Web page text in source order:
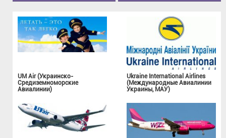
UM Air (Украинско-
Средиземноморские
Авиалинии)
Ukraine International Airlines
(Международные Авиалинии
Украины, МАУ)